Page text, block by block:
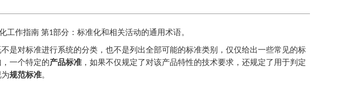
工作指南 第1部分：标准化和相关活动的通用术语。
是对标准进行系统的分类，也不是列出全部可能的标准类别，仅仅给出一些常见的标
一个特定的产品标准 ，如果不仅规定了对该产品特性的技术要求，还规定了用于判定
规范标准。